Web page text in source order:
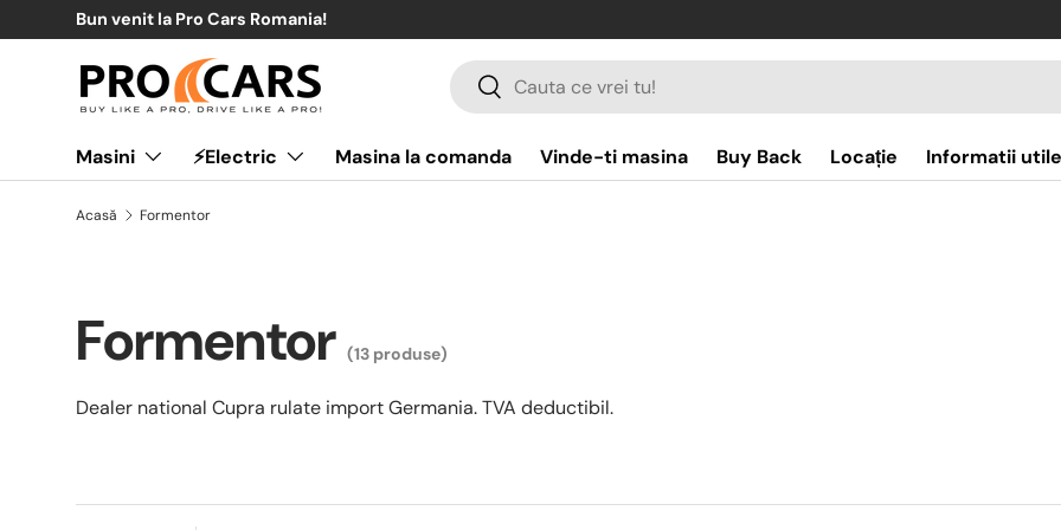
Sari la conținut
Bun venit la Pro Cars Romania!
Căutare
Căutare
Masini ⚡Electric Masina la comanda Vinde-ti masina Buy Back Locație Informatii utile
Acasă Formentor
Formentor (13 produse)
Dealer national Cupra rulate import Germania. TVA deductibil.